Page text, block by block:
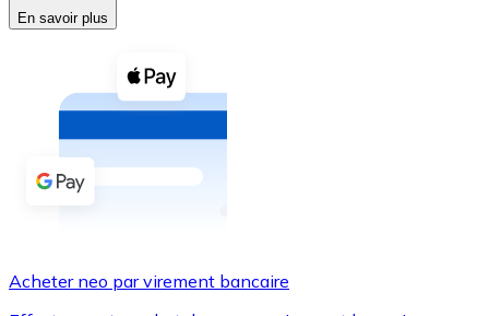
Voir toutes
Coupons crypto
Achetez des cryptomonnaies en espèces et d'autres
Acheter avec espèces
Virement SEPA
En savoir plus
Acheter neo par virement bancaire